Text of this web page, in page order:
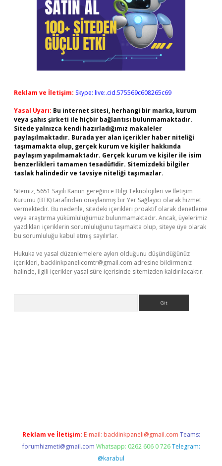
Reklam ve İletişim: Skype: live:.cid.575569c608265c69
Yasal Uyarı: Bu internet sitesi, herhangi bir marka, kurum
veya şahıs şirketi ile hiçbir bağlantısı bulunmamaktadır.
Sitede yalnızca kendi hazırladığımız makaleler
paylaşılmaktadır. Burada yer alan içerikler haber niteliği
taşımamakta olup, gerçek kurum ve kişiler hakkında
paylaşım yapılmamaktadır. Gerçek kurum ve kişiler ile isim
benzerlikleri tamamen tesadüfidir. Sitemizdeki bilgiler
taslak halindedir ve tavsiye niteliği taşımazlar.
Sitemiz, 5651 Sayılı Kanun gereğince Bilgi Teknolojileri ve İletişim
Kurumu (BTK) tarafından onaylanmış bir Yer Sağlayıcı olarak hizmet
vermektedir. Bu nedenle, sitedeki içerikleri proaktif olarak denetleme
veya araştırma yükümlülüğümüz bulunmamaktadır. Ancak, üyelerimiz
yazdıkları içeriklerin sorumluluğunu taşımakta olup, siteye üye olarak
bu sorumluluğu kabul etmiş sayılırlar.
Hukuka ve yasal düzenlemelere aykırı olduğunu düşündüğünüz
içerikleri, backlinkpanelicomtr@gmail.com adresine bildirmeniz
halinde, ilgili içerikler yasal süre içerisinde sitemizden kaldırılacaktır.
Reklam ve İletişim: E-mail: backlinkpaneli@gmail.com Teams:
forumhizmeti@gmail.com Whatsapp: 0262 606 0 726 Telegram:
@karabul